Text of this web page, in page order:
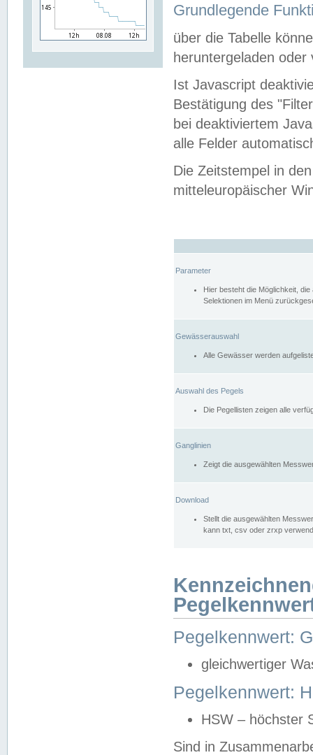
Grundlegende
über die Tabelle
heruntergeladen oder
Ist Javascript
Bestätigung des
bei deaktiviertem
alle Felder
Die Zeitstempel in
mitteleuropäischer
Parameter
Hier besteht die Möglichkeit,
Selektionen im Menü
Gewässerauswahl
Alle Gewässer werden
Auswahl des Pegels
Die Pegellisten zeigen alle
Ganglinien
Zeigt die ausgewählten
Download
Stellt die ausgewählten
kann txt, csv oder zrxp
Pegelkennwert:
gleichwertiger
Pegelkennwert:
HSW – höchster
Sind in